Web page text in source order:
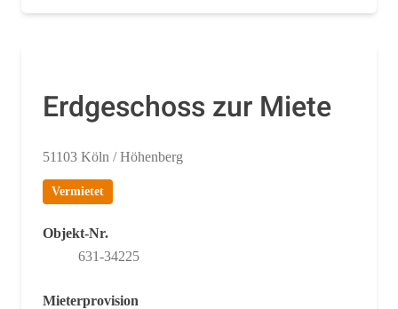
Erdgeschoss zur Miete
51103 Köln / Höhenberg
Vermietet
Objekt-Nr.
631-34225
Mieterprovision